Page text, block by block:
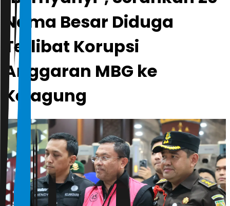
Nama Besar Diduga
Terlibat Korupsi
Anggaran MBG ke
Kejagung